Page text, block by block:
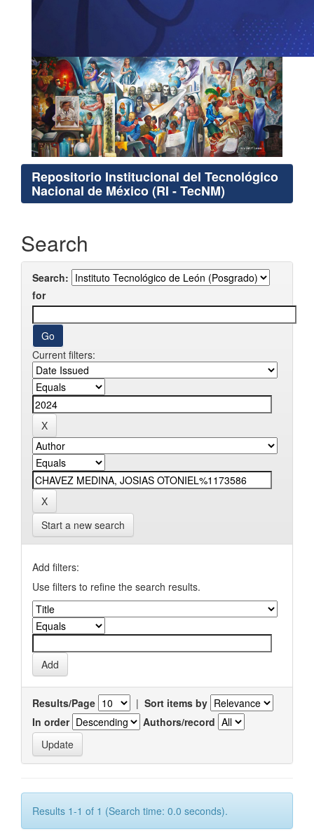
Repositorio Institucional del Tecnológico
Nacional de México (RI - TecNM)
Search
Search:
for
Current filters:
Start a new search
Add filters:
Use filters to refine the search results.
Results/Page | Sort items by
In order
Authors/record
Results 1-1 of 1 (Search time: 0.0 seconds).